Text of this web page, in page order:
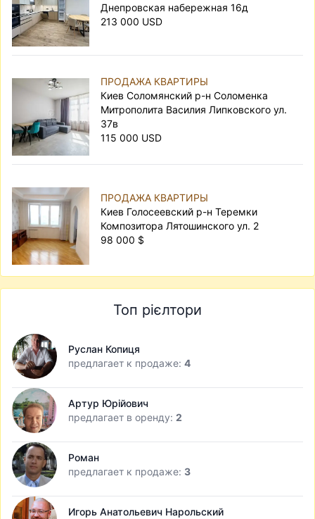
Днепровская набережная 16д
213 000 USD
ПРОДАЖА КВАРТИРЫ
Киев Соломянский р-н Соломенка
Митрополита Василия Липковского ул.
37в
115 000 USD
ПРОДАЖА КВАРТИРЫ
Киев Голосеевский р-н Теремки
Композитора Лятошинского ул. 2
98 000 $
Топ рієлтори
Руслан Копиця
предлагает к продаже: 4
Артур Юрійович
предлагает в оренду: 2
Роман
предлагает к продаже: 3
Игорь Анатольевич Нарольский